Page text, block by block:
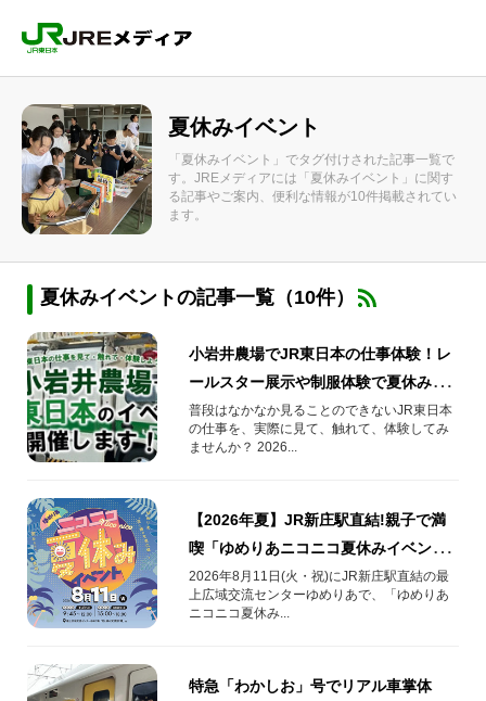
夏休みイベント
「夏休みイベント」でタグ付けされた記事一覧で
す。JREメディアには「夏休みイベント」に関す
る記事やご案内、便利な情報が10件掲載されてい
ます。
夏休みイベントの記事一覧（10件）
小岩井農場でJR東日本の仕事体験！レ
ールスター展示や制服体験で夏休みの
思い出を
普段はなかなか見ることのできないJR東日本
の仕事を、実際に見て、触れて、体験してみ
ませんか？ 2026...
【2026年夏】JR新庄駅直結!親子で満
喫「ゆめりあニコニコ夏休みイベン
ト」
2026年8月11日(火・祝)にJR新庄駅直結の最
上広域交流センターゆめりあで、「ゆめりあ
ニコニコ夏休み...
特急「わかしお」号でリアル車掌体